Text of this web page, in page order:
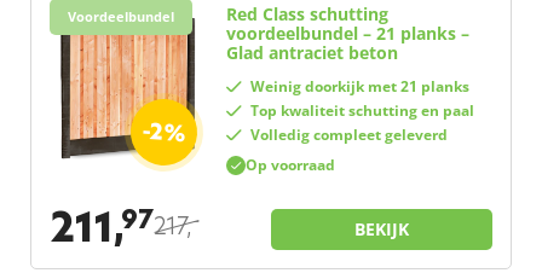
Voordeelbundel
-2%
Op voorraad
Red Class schutting
voordeelbundel – 21 planks –
Glad antraciet beton
Weinig doorkijk met 21 planks
Top kwaliteit schutting en paal
Volledig compleet geleverd
211,97217,– BEKIJK